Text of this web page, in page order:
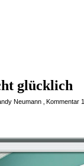
glücklich
Neumann
Kommentar 1